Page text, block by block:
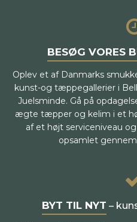
BESØG VORES
Oplev et af Danmarks
kunst-og tæppegallerier i
Juelsminde. Gå på
ægte tæpper og kelim i et
af et højt serviceniveau
opsamlet
BYT TIL NYT –